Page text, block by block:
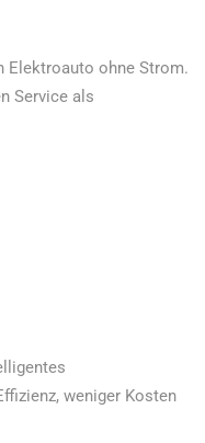
Elektroauto ohne Strom.
Service als
weniger Kosten